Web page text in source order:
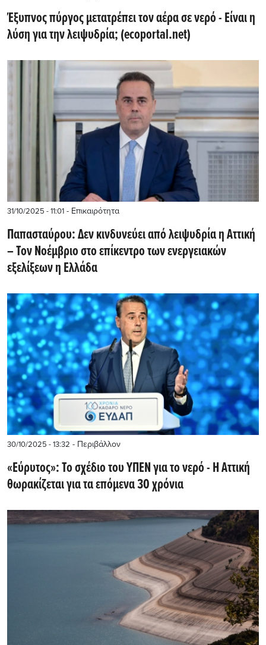
Έξυπνος πύργος μετατρέπει τον αέρα σε νερό - Είναι η
λύση για την λειψυδρία; (ecoportal.net)
31/10/2025 - 11:01 - Επικαιρότητα
Παπασταύρου: Δεν κινδυνεύει από λειψυδρία η Αττική
– Τον Νοέμβριο στο επίκεντρο των ενεργειακών
εξελίξεων η Ελλάδα
30/10/2025 - 13:32 - Περιβάλλον
«Εύρυτος»: Το σχέδιο του ΥΠΕΝ για το νερό - Η Αττική
θωρακίζεται για τα επόμενα 30 χρόνια